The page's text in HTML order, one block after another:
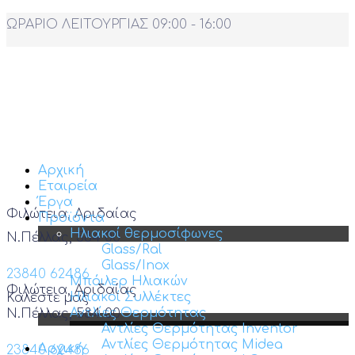
ΩΡΑΡΙΟ ΛΕΙΤΟΥΡΓΙΑΣ 09:00 - 16:00
Φιλώτεια, Αριδαίας
Ν.Πέλλας, 584 00
23840 62486
Καλέστε μας
Αρχική
Εταιρεία
Έργα
Προϊόντα
Ηλιακοί θερμοσίφωνες
Glass/Ral
Glass/Inox
Μπόιλερ Ηλιακών
Ηλιακοί Συλλέκτες
Αντλίες Θερμότητας
Αντλίες Θερμότητας Inventor
Αντλίες Θερμότητας Midea
Φιλώτεια, Αριδαίας
Ν.Πέλλας, 584 00
23840 62486
Αρχική